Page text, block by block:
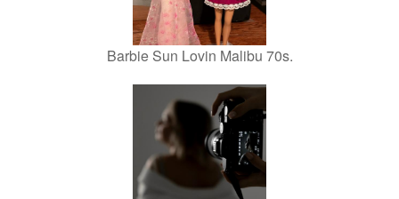
Barbie Sun Lovin Malibu 70s.